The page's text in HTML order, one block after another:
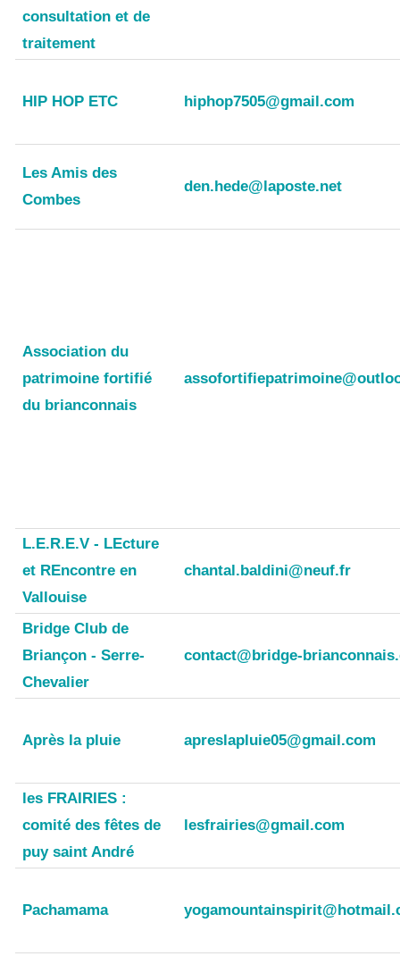
consultation et de
traitement
HIP HOP ETC hiphop7505@gmail.com
Les Amis des
Combes
den.hede@laposte.net
Association du
patrimoine fortifié
du brianconnais
L.E.R.E.V - LEcture
et REncontre en
Vallouise
chantal.baldini@neuf.fr
Bridge Club de
Briançon - Serre-
Chevalier
contact@bridge-
Après la pluie apreslapluie05@gmail.com
les FRAIRIES :
comité des fêtes de
puy saint André
lesfrairies@gmail.com
Pachamama